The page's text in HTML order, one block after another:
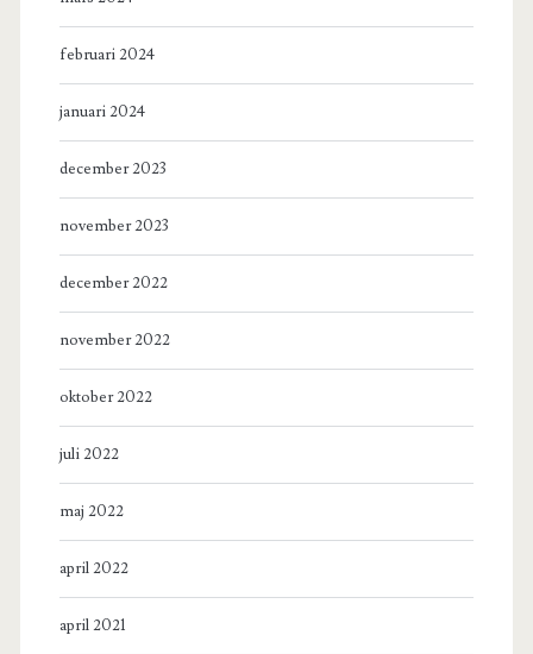
februari 2024
januari 2024
december 2023
november 2023
december 2022
november 2022
oktober 2022
juli 2022
maj 2022
april 2022
april 2021